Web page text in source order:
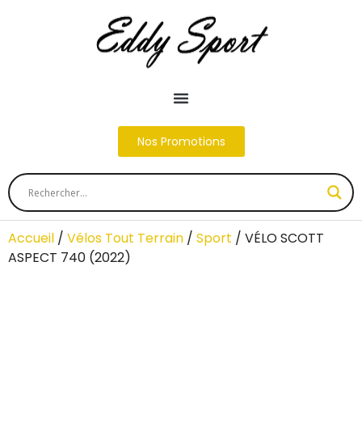
Nos Promotions
Accueil / Vélos Tout Terrain / Sport / VÉLO SCOTT
ASPECT 740 (2022)